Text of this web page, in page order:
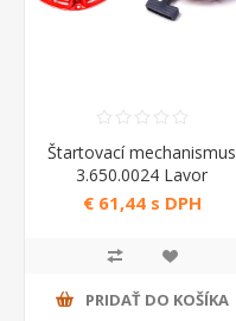
Štartovací mechanismus
3.650.0024 Lavor
€ 61,44 s DPH
PRIDAŤ DO KOŠÍKA